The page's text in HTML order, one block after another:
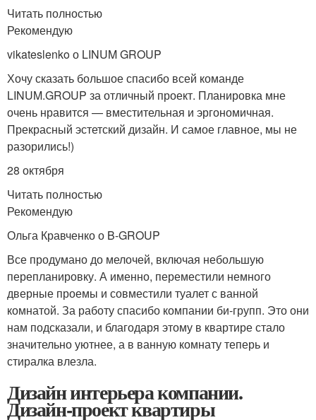
Читать полностью
Рекомендую
vikateslenko о LINUM GROUP
Хочу сказать большое спасибо всей команде
LINUM.GROUP за отличный проект. Планировка мне
очень нравится — вместительная и эргономичная.
Прекрасный эстетский дизайн. И самое главное, мы не
разорились!)
28 октября
Читать полностью
Рекомендую
Ольга Кравченко о B-GROUP
Все продумано до мелочей, включая небольшую
перепланировку. А именно, переместили немного
дверные проемы и совместили туалет с ванной
комнатой. За работу спасибо компании би-групп. Это они
нам подсказали, и благодаря этому в квартире стало
значительно уютнее, а в ванную комнату теперь и
стиралка влезла.
Дизайн интерьера компании.
Дизайн-проект квартиры